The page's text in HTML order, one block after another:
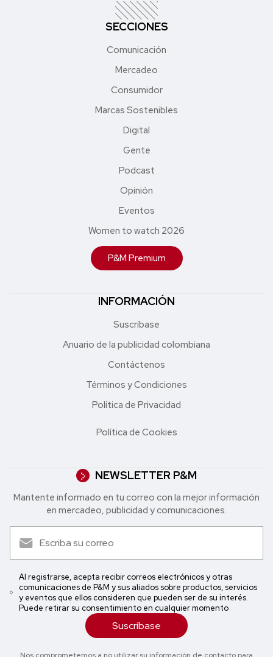
SECCIONES
Comunicación
Mercadeo
Consumidor
Marcas Sostenibles
Digital
Gente
Podcast
Opinión
Eventos
Women to watch 2026
P&M Premium
INFORMACIÓN
Suscríbase
Anuario de la publicidad colombiana
Contáctenos
Términos y Condiciones
Política de Privacidad
Política de Cookies
NEWSLETTER P&M
Mantente informado en tu correo con la mejor in formación
en mercadeo, publicidad y comunicaciones.
Al registrarse, acepta recibir correos electrónicos y otras
comunicaciones de P&M y sus aliados sobre productos, servicios
y eventos que ellos consideren que pueden ser de su interés.
Puede retirar su consentimiento en cualquier momento
Suscríbase
Nos comprometemos a no utilizar su información de contacto para